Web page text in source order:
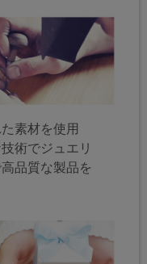
素材を使用
術でジュエリ
品質な製品を